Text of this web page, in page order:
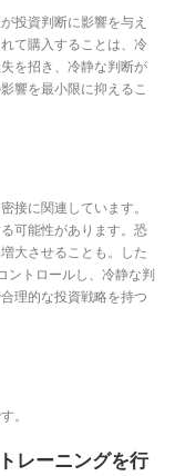
投資判断に影響を与え
て購入することは、冷
を招き、冷静な判断が
響を最小限に抑えるこ
接に関連しています。
可能性があります。恐
大させることも。した
ントロールし、冷静な判
理的な投資戦略を持つ
。
レーニングを行